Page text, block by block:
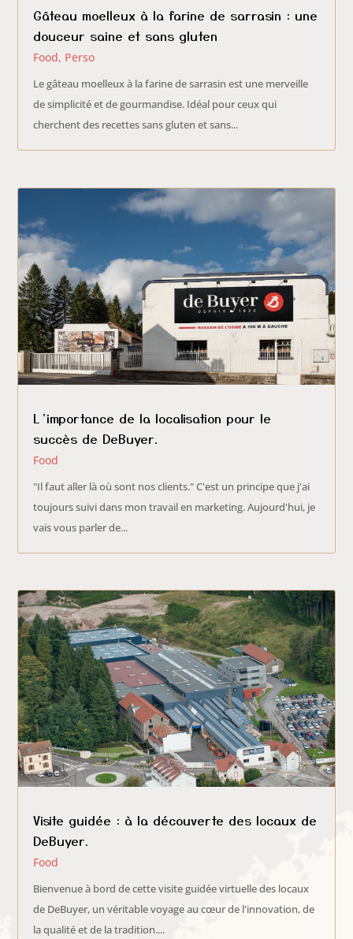
Gâteau moelleux à la farine de sarrasin : une
douceur saine et sans gluten
Food, Perso
Le gâteau moelleux à la farine de sarrasin est une merveille
de simplicité et de gourmandise. Idéal pour ceux qui
cherchent des recettes sans gluten et sans...
L’importance de la localisation pour le
succès de DeBuyer.
Food
"Il faut aller là où sont nos clients." C'est un principe que j'ai
toujours suivi dans mon travail en marketing. Aujourd'hui, je
vais vous parler de...
Visite guidée : à la découverte des locaux de
DeBuyer.
Food
Bienvenue à bord de cette visite guidée virtuelle des locaux
de DeBuyer, un véritable voyage au cœur de l'innovation, de
la qualité et de la tradition....